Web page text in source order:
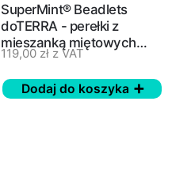
SuperMint® Beadlets
doTERRA - perełki z
mieszanką miętowych
olejków eterycznych
119,00zł z VAT
Dodaj do koszyka